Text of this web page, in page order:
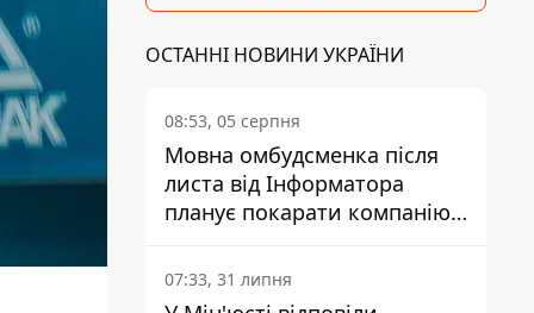
ОСТАННІ НОВИНИ УКРАЇНИ
08:53, 05 серпня
Мовна омбудсменка після
листа від Інформатора
планує покарати компанію-
підрядника ПриватБанку
07:33, 31 липня